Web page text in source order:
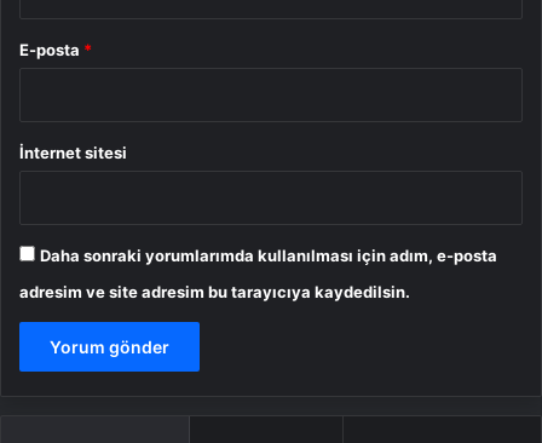
E-posta *
İnternet sitesi
Daha sonraki yorumlarımda kullanılması için adım, e-posta
adresim ve site adresim bu tarayıcıya kaydedilsin.